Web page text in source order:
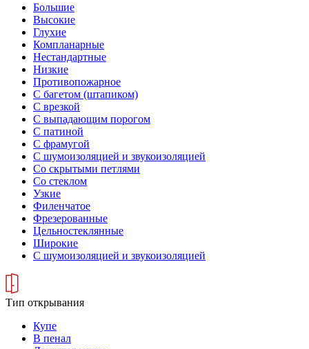
Большие
Высокие
Глухие
Компланарные
Нестандартные
Низкие
Противопожарное
С багетом (штапиком)
С врезкой
С выпадающим порогом
С патиной
С фрамугой
С шумоизоляцией и звукоизоляцией
Со скрытыми петлями
Со стеклом
Узкие
Филенчатое
Фрезерованные
Цельностеклянные
Широкие
С шумоизоляцией и звукоизоляцией
Тип открывания
Купе
В пенал